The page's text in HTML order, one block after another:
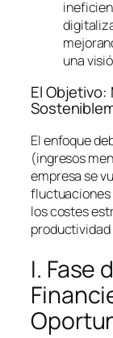
una
El
El enfoque
(ingresos
empresa se
fluctuaciones
los costes
productividad
I. Fase